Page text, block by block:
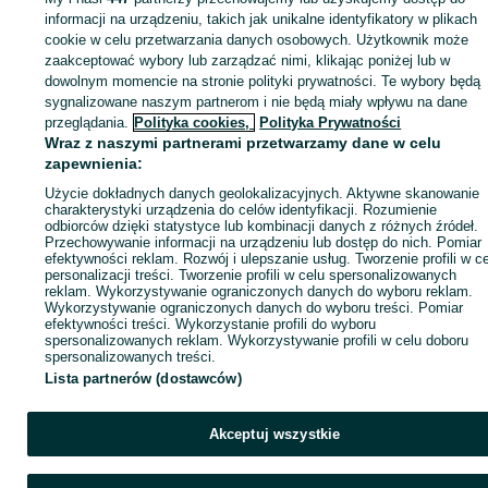
Zaloguj się lub załóż konto na OLX, aby skontaktować się z
sprzedającym
Zaloguj się / Załóż konto
Zadzwoń / SMS
informacji na urządzeniu, takich jak unikalne identyfikatory w plikach
cookie w celu przetwarzania danych osobowych. Użytkownik może
zaakceptować wybory lub zarządzać nimi, klikając poniżej lub w
dowolnym momencie na stronie polityki prywatności. Te wybory będą
sygnalizowane naszym partnerom i nie będą miały wpływu na dane
przeglądania. Polityka cookies, Polityka Prywatności
Wraz z naszymi partnerami przetwarzamy dane w celu
zapewnienia:
Użycie dokładnych danych geolokalizacyjnych. Aktywne skanowanie
charakterystyki urządzenia do celów identyfikacji. Rozumienie
odbiorców dzięki statystyce lub kombinacji danych z różnych źródeł.
Przechowywanie informacji na urządzeniu lub dostęp do nich. Pomiar
efektywności reklam. Rozwój i ulepszanie usług. Tworzenie profili w
personalizacji treści. Tworzenie profili w celu spersonalizowanych
reklam. Wykorzystywanie ograniczonych danych do wyboru reklam.
Wykorzystywanie ograniczonych danych do wyboru treści. Pomiar
efektywności treści. Wykorzystanie profili do wyboru
spersonalizowanych reklam. Wykorzystywanie profili w celu doboru
spersonalizowanych treści.
Lista partnerów (dostawców)
Akceptuj wszystkie